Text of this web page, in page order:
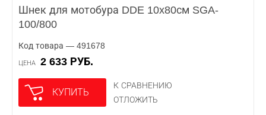
Шнек для мотобура DDE 10x80см SGA-
100/800
Код товара — 491678
ЦЕНА 2 633 РУБ.
КУПИТЬ
К СРАВНЕНИЮ
ОТЛОЖИТЬ